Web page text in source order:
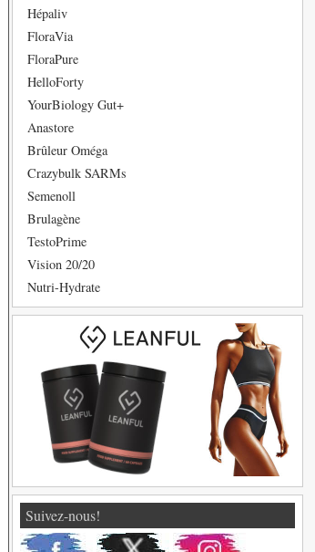
Hépaliv
FloraVia
FloraPure
HelloForty
YourBiology Gut+
Anastore
Brûleur Oméga
Crazybulk SARMs
Semenoll
Brulagène
TestoPrime
Vision 20/20
Nutri-Hydrate
Suivez-nous!